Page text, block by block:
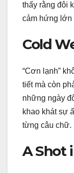
thấy rằng đôi
cảm hứng lớn
Cold
“Cơn lạnh”
tiết mà còn
những ngày
khao khát sự
từng câu chữ.
A Shot